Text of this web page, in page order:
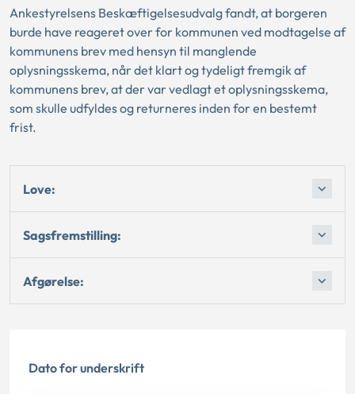
Ankestyrelsens Beskæftigelsesudvalg fandt, at borgeren
burde have reageret over for kommunen ved modtagelse af
kommunens brev med hensyn til manglende
oplysningsskema, når det klart og tydeligt fremgik af
kommunens brev, at der var vedlagt et oplysningsskema,
som skulle udfyldes og returneres inden for en bestemt
frist.
Love:
Sagsfremstilling:
Afgørelse:
Dato for underskrift